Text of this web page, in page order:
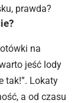
prawda?
na
jeść lody
tak!”. Lokaty
a od czasu